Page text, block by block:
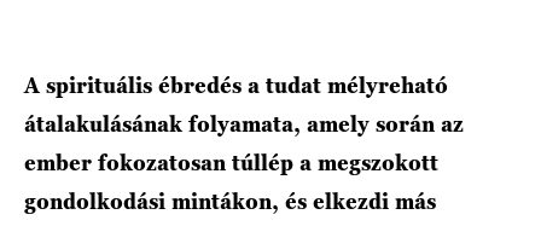
A spirituális ébredés a tudat mélyreható
átalakulásának folyamata, amely során az
ember fokozatosan túllép a megszokott
gondolkodási mintákon, és elkezdi más